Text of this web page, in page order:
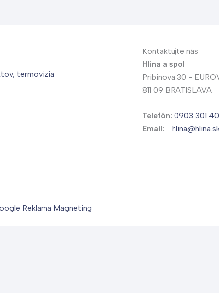
termovízia
Kontaktujte nás
Hlina a spol
Pribinova 30 -
811 09 BRATISLAVA
Telefón: 0903 301
Email:
Reklama Magneting